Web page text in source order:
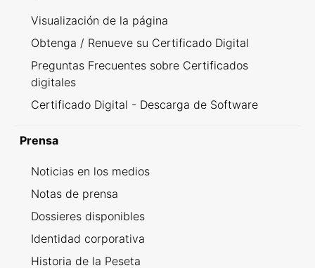
Visualización de la página
Obtenga / Renueve su Certificado Digital
Preguntas Frecuentes sobre Certificados
digitales
Certificado Digital - Descarga de Software
Prensa
Noticias en los medios
Notas de prensa
Dossieres disponibles
Identidad corporativa
Historia de la Peseta